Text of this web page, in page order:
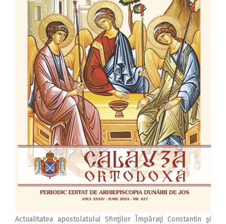
Actualitatea apostolatului Sfinţilor Împăraţi Constantin şi